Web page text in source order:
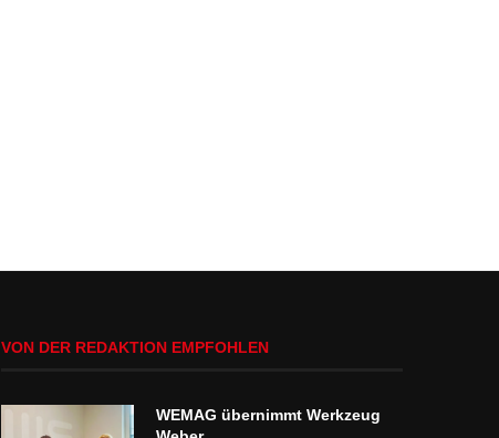
VON DER REDAKTION EMPFOHLEN
WEMAG übernimmt Werkzeug